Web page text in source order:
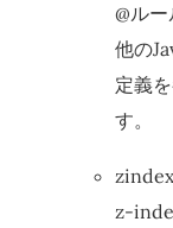
@ル
他の
定義
す。
zindex
z-